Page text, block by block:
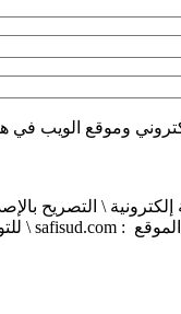
وموقع الويب في